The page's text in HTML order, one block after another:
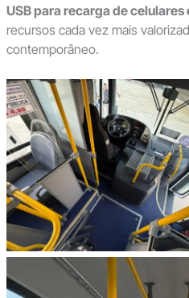
USB para recarga de
recursos cada vez mais
contemporâneo.